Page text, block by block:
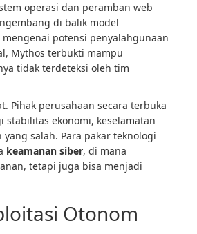
operasi dan peramban web
di balik model
potensi penyalahgunaan
Mythos terbukti mampu
tidak terdeteksi oleh tim
Pihak perusahaan secara terbuka
ekonomi, keselamatan
salah. Para pakar teknologi
keamanan siber, di mana
tetapi juga bisa menjadi
Otonom